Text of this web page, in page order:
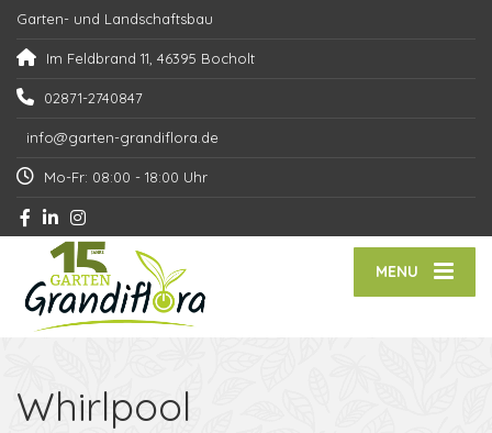
Garten- und Landschaftsbau
Im Feldbrand 11, 46395 Bocholt
02871-2740847
info@garten-grandiflora.de
Mo-Fr: 08:00 - 18:00 Uhr
MENU
Whirlpool